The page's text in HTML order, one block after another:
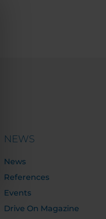
NEWS
News
References
Events
Drive On Magazine